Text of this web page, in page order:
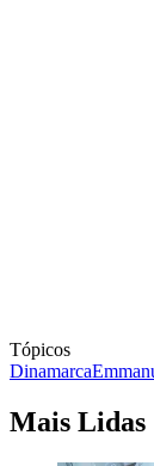
Tópicos
Dinamarca
Mais Lidas